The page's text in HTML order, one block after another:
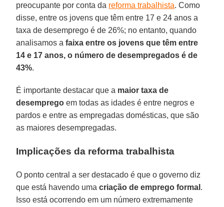
preocupante por conta da reforma trabalhista. Como
disse, entre os jovens que têm entre 17 e 24 anos a
taxa de desemprego é de 26%; no entanto, quando
analisamos afaixa entre os jovens que têm entre
14 e 17 anos, o número de desempregados é de
43%.
É importante destacar que a maior taxa de
desemprego em todas as idades é entre negros e
pardos e entre as empregadas domésticas, que são
as maiores desempregadas.
Implicações da reforma trabalhista
O ponto central a ser destacado é que o governo diz
que está havendo umacriação de emprego formal .
Isso está ocorrendo em um número extremamente